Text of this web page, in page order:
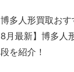
博多人形買取お
8月最新】博多人
段を紹介！